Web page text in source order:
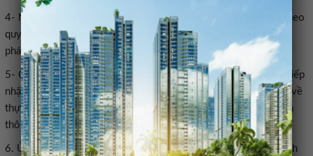
4- Nhà đầu tư, chủ đầu tư nộp tiền sử dụng đất, tiền thuê đất theo
quy định của pháp luật về thu tiền sử dụng đất, tiền thuê đất và
pháp luật liên quan.
5- Cơ quan tiếp nhận hồ sơ và trả kết quả thực hiện: Cấp giấy tiếp
nhận hồ sơ và hẹn trả kết quả theo mẫu quy định của pháp luật về
thực hiện thủ tục hành chính theo cơ chế một cửa, một cửa liên
thông; chuyển hồ sơ đến Văn phòng đăng ký đất đai.
6. Ủy ban nhân dân cấp tỉnh quy định trình tự, thủ tục hành chính